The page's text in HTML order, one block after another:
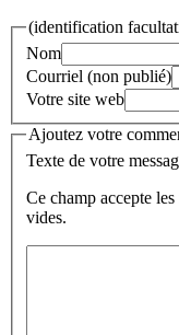
(identification
Nom
Courriel (non publié)
Votre site web
Ajoutez votre
Texte de votre
Ce champ accepte
vides.